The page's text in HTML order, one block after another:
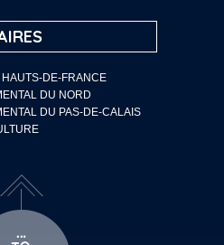
DE-FRANCE
DU NORD
DU PAS-DE-CALAIS